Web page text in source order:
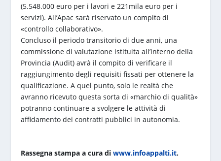
(5.548.000 euro per i lavori e 221mila euro per i
servizi). All’Apac sarà riservato un compito di
«controllo collaborativo».
Concluso il periodo transitorio di due anni, una
commissione di valutazione istituita all’interno della
Provincia (Audit) avrà il compito di verificare il
raggiungimento degli requisiti fissati per ottenere la
qualificazione. A quel punto, solo le realtà che
avranno ricevuto questa sorta di «marchio di qualità»
potranno continuare a svolgere le attività di
affidamento dei contratti pubblici in autonomia.
Rassegna stampa a cura diwww.infoappalti.it.